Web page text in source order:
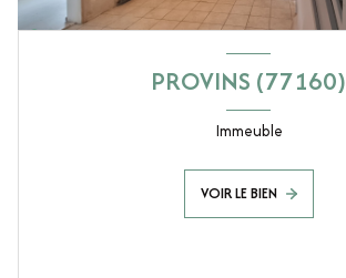
PROVINS (77160)
Immeuble
VOIR LE BIEN